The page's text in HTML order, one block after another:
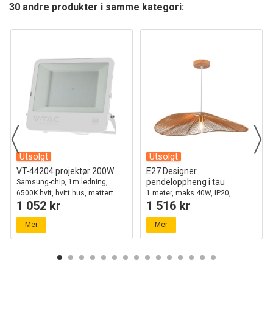
30 andre produkter i samme kategori:
Utsolgt
VT-44204 projektør 200W
Samsung-chip, 1m ledning,
6500K hvit, hvitt hus, mattert
glass, IP65
1 052 kr
Mer
Utsolgt
E27 Designer
pendeloppheng i tau
1 meter, maks 40W, IP20,
Ø80cm, 2 års garanti
1 516 kr
Mer